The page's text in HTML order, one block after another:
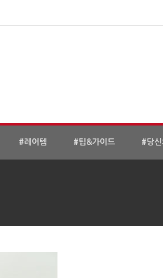
#레어템 #팁&가이드 #당신